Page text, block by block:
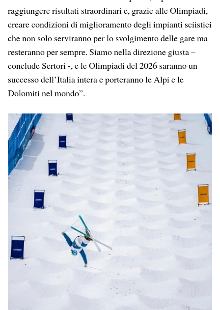
raggiungere risultati straordinari e, grazie alle Olimpiadi,
creare condizioni di miglioramento degli impianti sciistici
che non solo serviranno per lo svolgimento delle gare ma
resteranno per sempre. Siamo nella direzione giusta –
conclude Sertori -, e le Olimpiadi del 2026 saranno un
successo dell’Italia intera e porteranno le Alpi e le
Dolomiti nel mondo”.